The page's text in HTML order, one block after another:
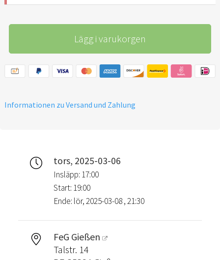
Lägg i varukorgen
Informationen zu Versand und Zahlung
tors, 2025-03-06
Insläpp: 17:00
Start: 19:00
Ende: lör, 2025-03-08 , 21:30
FeG Gießen
Talstr. 14